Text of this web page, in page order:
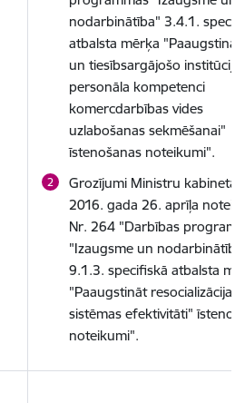
nodarbinātība" 3.4.1.
atbalsta mērķa "Paaugstināt
un tiesībsargājošo institūciju
personāla kompetenci
komercdarbības vides
uzlabošanas sekmēšanai"
īstenošanas noteikumi".
Grozījumi Ministru kabineta
2016. gada 26. aprīļa
Nr. 264 "Darbības
"Izaugsme un
9.1.3. specifiskā atbalsta
"Paaugstināt resocializācijas
sistēmas efektivitāti"
noteikumi".